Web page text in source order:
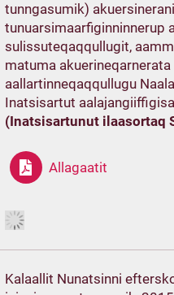
tunngasumik)
tunuarsimaarfiginninnerup
sulissuteqaqqullugit,
matuma
aallartinneqaqqullugu
Inatsisartut
(Inatsisartunut ilaasortaq
Allagaatit
Kalaallit Nunatsinni